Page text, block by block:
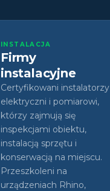
INSTALACJA
Firmy
instalacyjne
Certyfikowani instalatorzy
elektryczni i pomiarowi,
którzy zajmują się
inspekcjami obiektu,
instalacją sprzętu i
konserwacją na miejscu.
Przeszkoleni na
urządzeniach Rhino,